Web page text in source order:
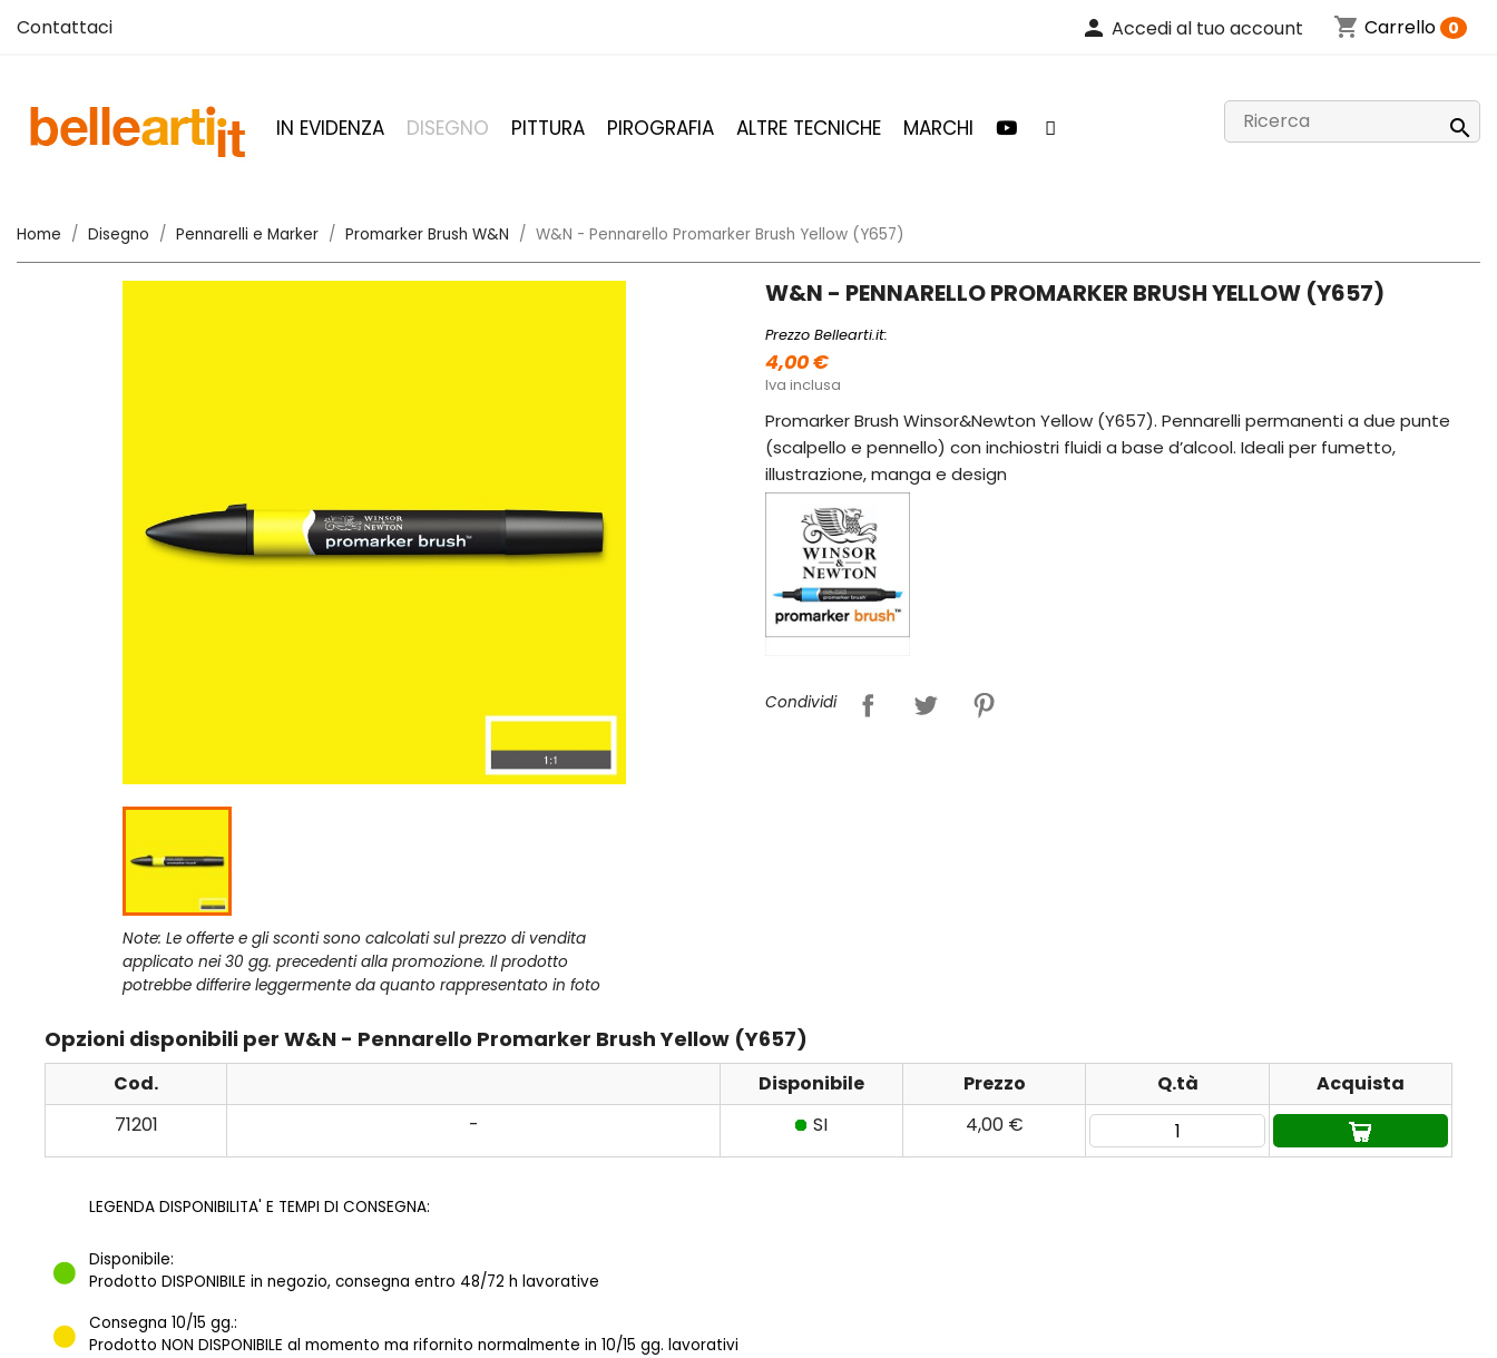
Contattaci person Accedi al tuo account shopping_cart Carrello 0
IN EVIDENZA DISEGNO PITTURA PIROGRAFIA ALTRE TECNICHE MARCHI 
Home Disegno Pennarelli e Marker Promarker Brush W&N W&N - Pennarello Promarker Brush Yellow (Y657)
Note: Le offerte e gli sconti sono calcolati sul prezzo di vendita
applicato nei 30 gg. precedenti alla promozione. Il prodotto
potrebbe differire leggermente da quanto rappresentato in foto
W&N - PENNARELLO PROMARKER BRUSH YELLOW (Y657)
Prezzo Bellearti.it:
4,00 €
Iva inclusa
Promarker Brush Winsor&Newton Yellow (Y657). Pennarelli permanenti a due punte
(scalpello e pennello) con inchiostri fluidi a base d’alcool. Ideali per fumetto,
illustrazione, manga e design
Condividi
Opzioni disponibili per W&N - Pennarello Promarker Brush Yellow (Y657)
Cod. Disponibile Prezzo Q.tà
Acquista
71201
- SI 4,00 €
LEGENDA DISPONIBILITA' E TEMPI DI CONSEGNA:
Disponibile:
Prodotto DISPONIBILE in negozio, consegna entro 48/72 h lavorative
Consegna 10/15 gg.:
Prodotto NON DISPONIBILE al momento ma rifornito normalmente in 10/15 gg. lavorativi